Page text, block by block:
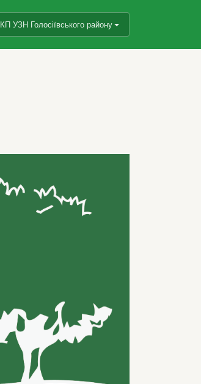
КП УЗН Голосіївського району